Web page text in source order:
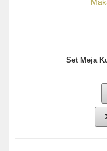
Set Meja